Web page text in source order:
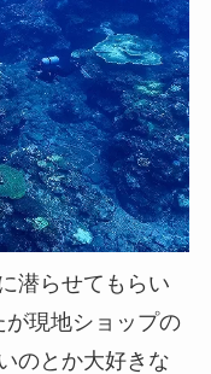
潜らせてもらい
が現地ショップの
のとか大好きな